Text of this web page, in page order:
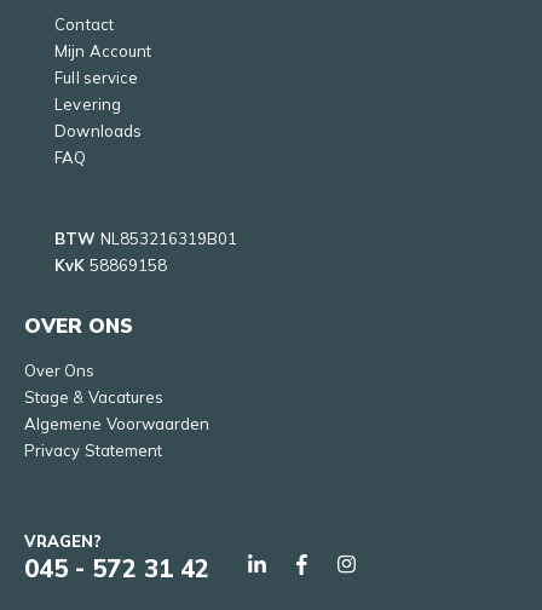
Contact
Mijn Account
Full service
Levering
Downloads
FAQ
BTW NL853216319B01
KvK 58869158
OVER ONS
Over Ons
Stage & Vacatures
Algemene Voorwaarden
Privacy Statement
VRAGEN?
045 - 572 31 42